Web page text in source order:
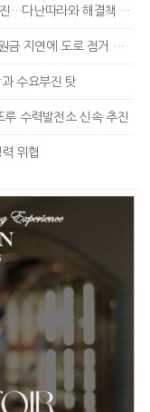
난따라와 해결책 모색
연에 도로 점거 시위
수요부진 탓
수력발전소 신속 추진
위협